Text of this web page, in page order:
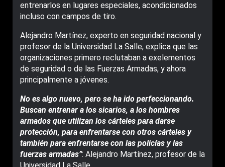
entrenarlos en lugares especiales, acondicionados
incluso con campos de tiro.
Alejandro Martínez, experto en seguridad nacional y
profesor de la Universidad La Salle, explica que las
organizaciones primero reclutaban a exelementos
de seguridad o de las Fuerzas Armadas, y ahora
principalmente a jóvenes.
No es algo nuevo, pero se ha ido perfeccionando.
Buscan entrenar a los sicarios, a los hombres
armados que utilizan los cárteles para darse
protección, para enfrentarse con otros cárteles y
también para enfrentarse con las policías y las
fuerzas armadas”: Alejandro Martínez, profesor de la